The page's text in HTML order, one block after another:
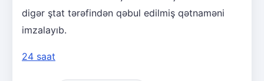
digər ştat tərəfindən qəbul edilmiş qətnaməni
imzalayıb.
24 saat